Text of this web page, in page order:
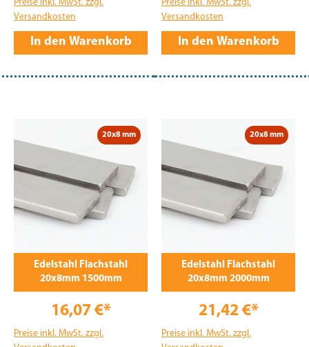
Preise inkl. MwSt. zzgl.
Versandkosten
In den Warenkorb
Preise inkl. MwSt. zzgl.
Versandkosten
In den Warenkorb
20x8 mm
Edelstahl Flachstahl
20x8mm 1500mm
16,07 €*
Preise inkl. MwSt. zzgl.
20x8 mm
Edelstahl Flachstahl
20x8mm 2000mm
21,42 €*
Preise inkl. MwSt. zzgl.